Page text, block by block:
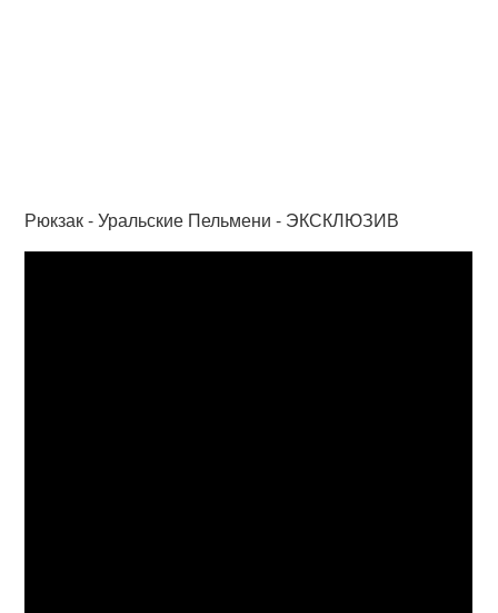
Рюкзак - Уральские Пельмени - ЭКСКЛЮЗИВ